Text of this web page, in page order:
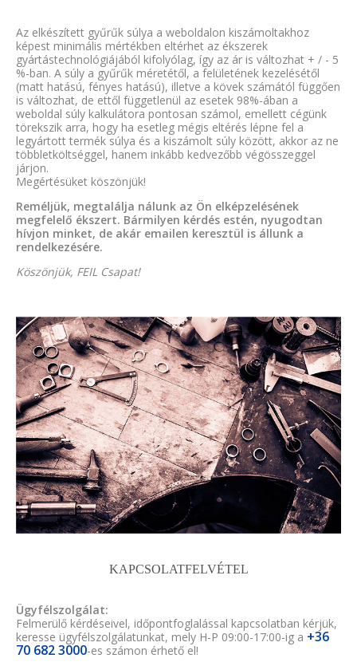
Az elkészített gyűrűk súlya a weboldalon kiszámoltakhoz
képest minimális mértékben eltérhet az ékszerek
gyártástechnológiájából kifolyólag, így az ár is változhat + / - 5
%-ban. A súly a gyűrűk méretétől, a felületének kezelésétől
(matt hatású, fényes hatású), illetve a kövek számától függően
is változhat, de ettől függetlenül az esetek 98%-ában a
weboldal súly kalkulátora pontosan számol, emellett cégünk
törekszik arra, hogy ha esetleg mégis eltérés lépne fel a
legyártott termék súlya és a kiszámolt súly között, akkor az ne
többletköltséggel, hanem inkább kedvezőbb végösszeggel
járjon.
Megértésüket köszönjük!
Reméljük, megtalálja nálunk az Ön elképzelésének
megfelelő ékszert. Bármilyen kérdés estén, nyugodtan
hívjon minket, de akár emailen keresztül is állunk a
rendelkezésére.
Köszönjük, FEIL Csapat!
KAPCSOLATFELVÉTEL
Ügyfélszolgálat:
Felmerülő kérdéseivel, időpontfoglalással kapcsolatban kérjük,
keresse ügyfélszolgálatunkat, mely H-P 09:00-17:00-ig a +36
70 682 3000-es számon érhető el!